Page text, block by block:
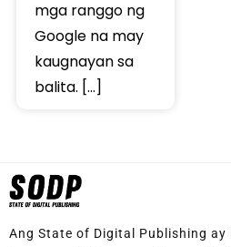
mga ranggo ng
Google na may
kaugnayan sa
balita. […]
Ang State of Digital Publishing ay